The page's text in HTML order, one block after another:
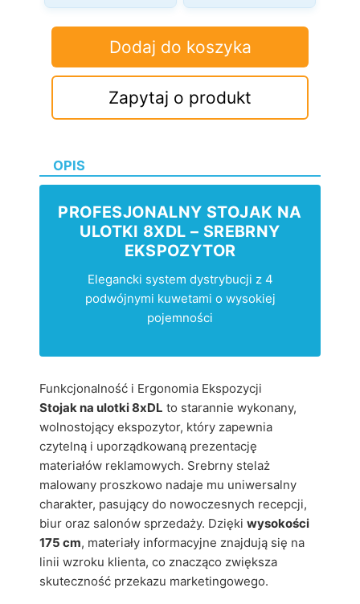
Zapytaj o produkt
Dodaj do koszyka
OPIS
PROFESJONALNY STOJAK NA
ULOTKI 8XDL – SREBRNY
EKSPOZYTOR
Elegancki system dystrybucji z 4
podwójnymi kuwetami o wysokiej
pojemności
Funkcjonalność i Ergonomia Ekspozycji
Stojak na ulotki 8xDL to starannie wykonany,
wolnostojący ekspozytor, który zapewnia
czytelną i uporządkowaną prezentację
materiałów reklamowych. Srebrny stelaż
malowany proszkowo nadaje mu uniwersalny
charakter, pasujący do nowoczesnych recepcji,
biur oraz salonów sprzedaży. Dzięki wysokości
175 cm, materiały informacyjne znajdują się na
linii wzroku klienta, co znacząco zwiększa
skuteczność przekazu marketingowego.